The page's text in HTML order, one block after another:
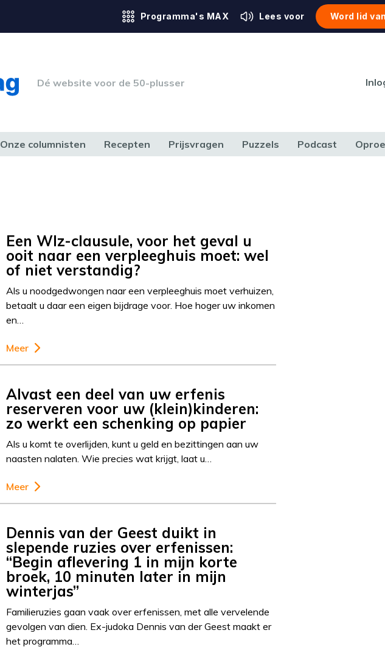
Programma's MAX Lees voor Word lid
Dé website voor de 50-plusser
Onze columnisten Recepten Prijsvragen Puzzels Podcast
Een Wlz-clausule, voor het geval u
ooit naar een verpleeghuis moet: wel
of niet verstandig?
Als u noodgedwongen naar een verpleeghuis moet verhuizen,
betaalt u daar een eigen bijdrage voor. Hoe hoger uw inkomen
en…
Meer
Alvast een deel van uw erfenis
reserveren voor uw (klein)kinderen:
zo werkt een schenking op papier
Als u komt te overlijden, kunt u geld en bezittingen aan uw
naasten nalaten. Wie precies wat krijgt, laat u…
Meer
Dennis van der Geest duikt in
slepende ruzies over erfenissen:
“Begin aflevering 1 in mijn korte
broek, 10 minuten later in mijn
winterjas”
Familieruzies gaan vaak over erfenissen, met alle vervelende
gevolgen van dien. Ex-judoka Dennis van der Geest maakt er
het programma…